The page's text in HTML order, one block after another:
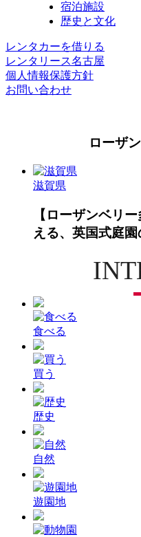
宿泊施設
歴史と文化
レンタカーを借りる
レンタリース名古屋
個人情報保護方針
お問い合わせ
ローザ
滋賀県
【ローザンベリ
える、英国式庭
食べる
買う
歴史
自然
遊園地